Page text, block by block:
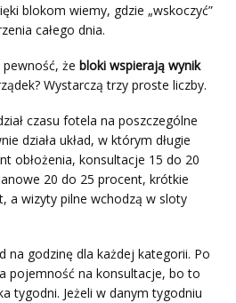
blokom wiemy, gdzie „wskoczyć”
całego dnia.
że bloki wspierają wynik
Wystarczą trzy proste liczby.
czasu fotela na poszczególne
działa układ, w którym długie
obłożenia, konsultacje 15 do 20
20 do 25 procent, krótkie
a wizyty pilne wchodzą w sloty
na godzinę dla każdej kategorii. Po
pojemność na konsultacje, bo to
tygodni. Jeżeli w danym tygodniu